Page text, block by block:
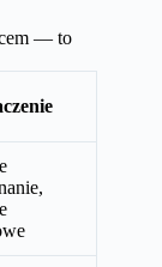
— to